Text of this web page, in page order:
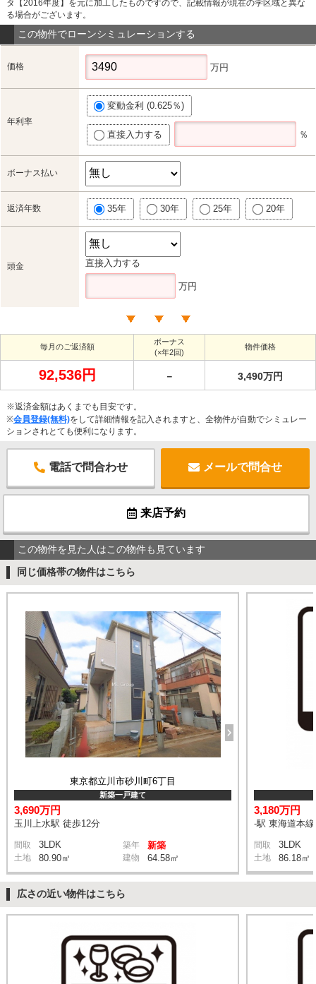
タ【2016年度】を元に加工したものですので、記載情報が現在の学区域と異な
る場合がございます。
この物件でローンシミュレーションする
価格 万円
年利率
変動金利 (0.625％)
直接入力する ％
ボーナス払い
返済年数 35年 30年 25年 20年
頭金 直接入力する
万円
毎月のご返済額
ボーナス
(×年2回)
物件価格
92,536円 － 3,490万円
※返済金額はあくまでも目安です。
※会員登録(無料)をして詳細情報を記入されますと、全物件が自動でシミュレー
ションされとても便利になります。
電話で問合わせ メールで問合せ
来店予約
この物件を見た人はこの物件も見ています
同じ価格帯の物件はこちら
東京都立川市砂川町6丁目
新築一戸建て
3,690万円
玉川上水駅 徒歩12分
間取 3LDK 築年 新築
土地 80.90㎡ 建物 64.58㎡
3,180万円
-駅 東海道本
間取 3LDK
土地 86.18㎡
広さの近い物件はこちら